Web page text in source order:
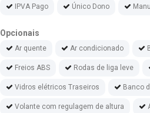
IPVA Pago Único Dono
Opcionais
Ar quente Ar condicionado
Freios ABS Rodas de liga leve
Vidros elétricos Traseiros Banco
Volante com regulagem de altura